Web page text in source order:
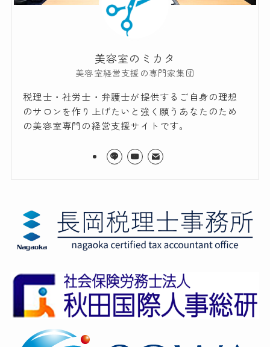
美容室のミカタ
美容室経営支援の専門家集団
税理士・社労士・弁護士が提供するご自身の理想
のサロンを作り上げたいと強く願うあなたのため
の美容室専門の経営支援サイトです。